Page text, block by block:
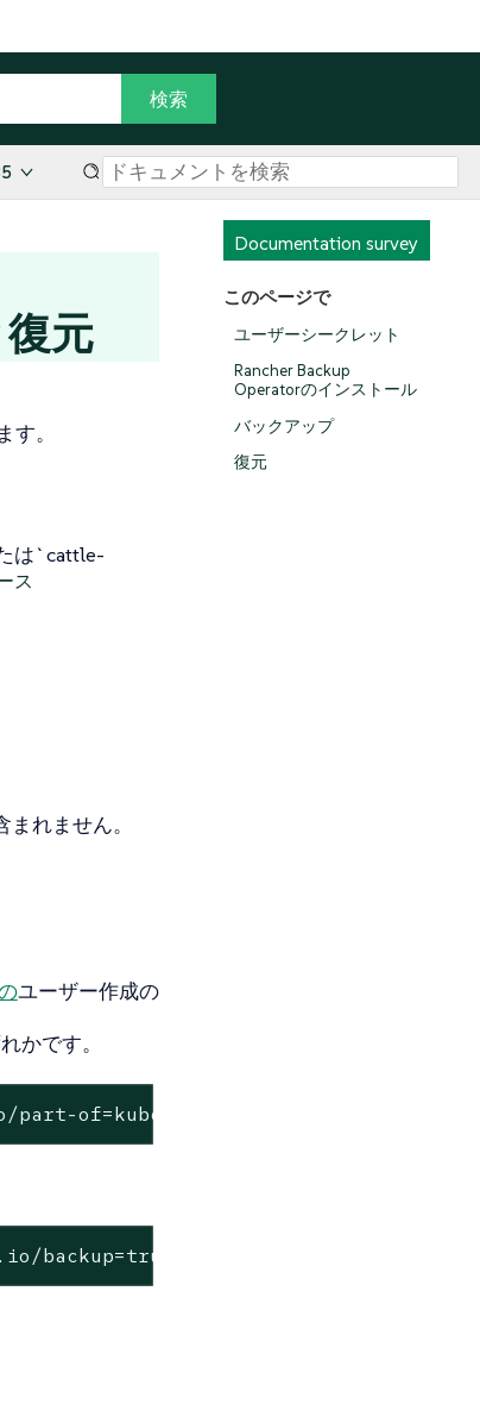
Documentation survey
このページで
ユーザーシークレット
Rancher Backup
Operatorのインストール
バックアップ
復元
元
。
は`cattle-
ス
れません。
ユーザー作成の
かです。
of=kubewarden
backup=true